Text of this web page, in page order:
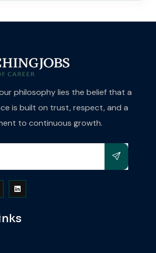
philosophy lies the belief that a
is built on trust, respect, and a
to continuous growth.